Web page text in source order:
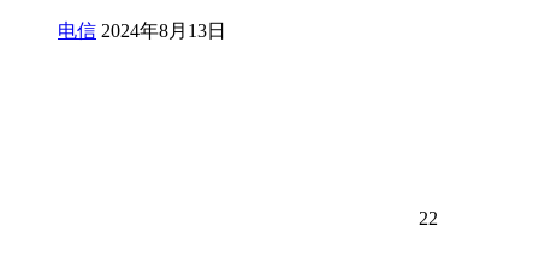
电信 2024年8月13日
22